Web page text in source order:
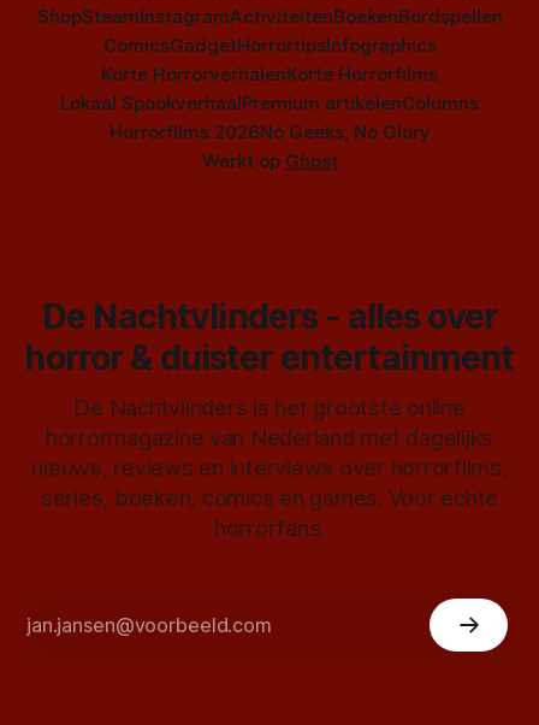
ShopSteamInstagramActiviteitenBoekenBordspellen
ComicsGadgetHorrortipsInfographics
Korte HorrorverhalenKorte Horrorfilms
Lokaal SpookverhaalPremium artikelenColumns
Horrorfilms 2026No Geeks, No Glory
Werkt op Ghost
De Nachtvlinders - alles over
horror & duister entertainment
De Nachtvlinders is het grootste online
horrormagazine van Nederland met dagelijks
nieuws, reviews en interviews over horrorfilms,
series, boeken, comics en games. Voor echte
horrorfans.